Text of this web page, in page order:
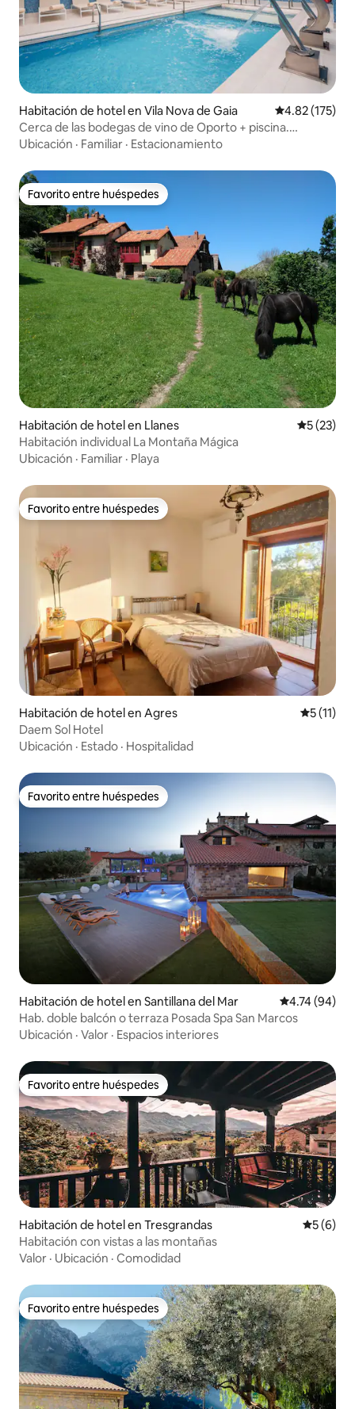
Habitación de hotel en Vila Nova de Gaia Calificación
4.82 (175)
Cerca de las bodegas de vino de Oporto + piscina.
Restaurante. Spa.
Ubicación · Familiar · Estacionamiento
Favorito entre huéspedes
Favorito entre huéspedes
Habitación de hotel en Llanes
5 (23)
Habitación individual La Montaña Mágica
Ubicación · Familiar · Playa
Favorito entre huéspedes
Favorito entre huéspedes
Habitación de hotel en Agres
5 (11)
Daem Sol Hotel
Ubicación · Estado · Hospitalidad
Favorito entre huéspedes
Favorito entre huéspedes
Habitación de hotel en Santillana del Mar Calificación
4.74 (94)
Hab. doble balcón o terraza Posada Spa San Marcos
Ubicación · Valor · Espacios interiores
Favorito entre huéspedes
Favorito entre huéspedes
Habitación de hotel en Tresgrandas
5 (6)
Habitación con vistas a las montañas
Valor · Ubicación · Comodidad
Favorito entre huéspedes
Favorito entre huéspedes